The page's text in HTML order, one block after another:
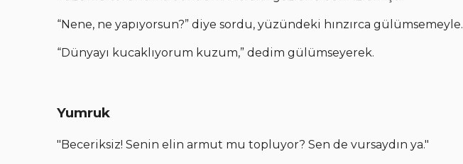
“Nene, ne yapıyorsun?” diye sordu, yüzündeki hınzırca gülümsemeyle.
“Dünyayı kucaklıyorum kuzum,” dedim gülümseyerek.
Yumruk
"Beceriksiz! Senin elin armut mu topluyor? Sen de vursaydın ya."